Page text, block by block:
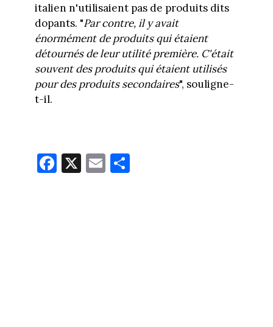
italien n'utilisaient pas de produits dits
dopants. "Par contre, il y avait
énormément de produits qui étaient
détournés de leur utilité première. C'était
souvent des produits qui étaient utilisés
pour des produits secondaires", souligne-
t-il.
Fa
ce
X E
m
Pa